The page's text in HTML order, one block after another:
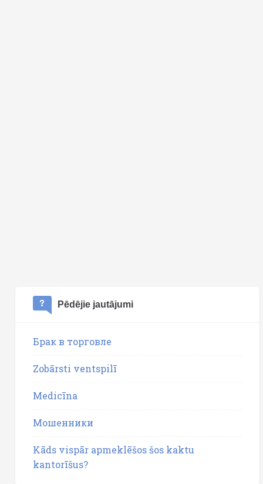
Pēdējie jautājumi
Брак в торговле
Zobārsti ventspilī
Medicīna
Мошенники
Kāds vispār apmeklēšos šos kaktu
kantorīšus?